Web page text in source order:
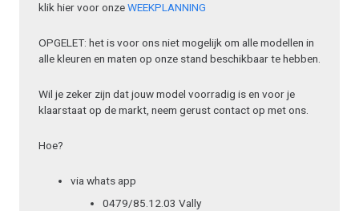
klik hier voor onzeWEEKPLANNING
OPGELET: het is voor ons niet mogelijk om alle modellen in
alle kleuren en maten op onze stand beschikbaar te hebben.
Wil je zeker zijn dat jouw model voorradig is en voor je
klaarstaat op de markt, neem gerust contact op met ons.
Hoe?
via whats app
0479/85.12.03 Vally